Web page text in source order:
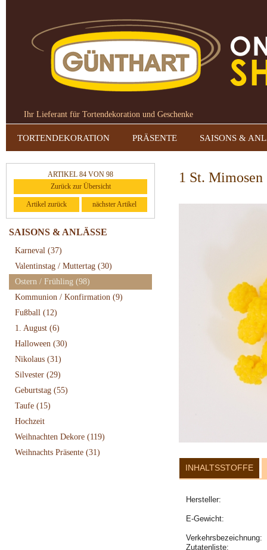
Ihr Lieferant für Tortendekoration und Geschenke
TORTENDEKORATION PRÄSENTE SAISONS &
ARTIKEL 84 VON 98
Zurück zur Übersicht
Artikel zurück nächster Artikel
SAISONS & ANLÄSSE
Karneval (37)
Valentinstag / Muttertag (30)
Ostern / Frühling (98)
Kommunion / Konfirmation (9)
Fußball (12)
1. August (6)
Halloween (30)
Nikolaus (31)
Silvester (29)
Geburtstag (55)
Taufe (15)
Hochzeit
Weihnachten Dekore (119)
Weihnachts Präsente (31)
1 St.
INHALTSSTOFFE
Hersteller:
E-Gewicht:
Verkehrsbezeichnung:
Zutatenliste: